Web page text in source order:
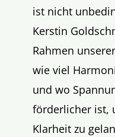
ist nicht
Kerstin
Rahmen
wie viel
und wo
förderlicher ist,
Klarheit zu